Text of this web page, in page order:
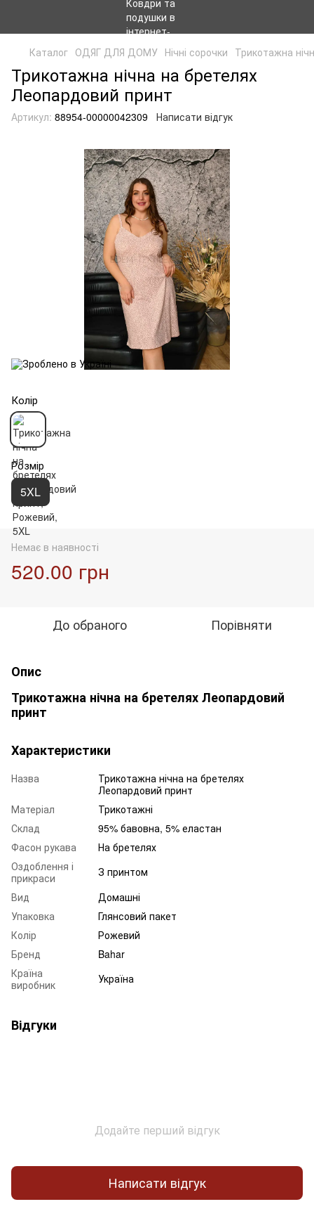
Каталог ОДЯГ ДЛЯ ДОМУ Нічні сорочки Трикотажна
Трикотажна нічна на бретелях
Леопардовий принт
Артикул: 88954-00000042309 Написати відгук
Колір
Розмір
5XL
Немає в наявності
520.00 грн
До обраного Порівняти
Опис
Трикотажна нічна на бретелях Леопардовий
принт
Характеристики
Назва
Трикотажна нічна на бретелях
Леопардовий принт
Матеріал
Трикотажні
Склад
95% бавовна, 5% еластан
Фасон рукава
На бретелях
Оздоблення і
прикраси
З принтом
Вид
Домашні
Упаковка
Глянсовий пакет
Колір
Рожевий
Бренд
Bahar
Країна
виробник
Україна
Відгуки
Додайте перший відгук
Написати відгук